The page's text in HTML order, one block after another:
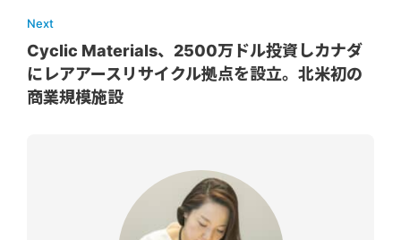
Next
Cyclic Materials、2500万ドル投資しカナダ
にレアアースリサイクル拠点を設立。北米初の
商業規模施設